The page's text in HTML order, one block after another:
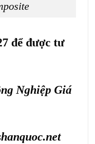
để được tư
Nghiệp Giá